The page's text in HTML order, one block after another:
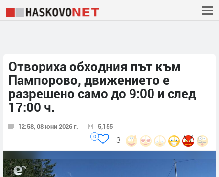
Отвориха обходния път към
Пампорово, движението е
разрешено само до 9:00 и след
17:00 ч.
12:58, 08 юни 2026 г. 5,155
3
0